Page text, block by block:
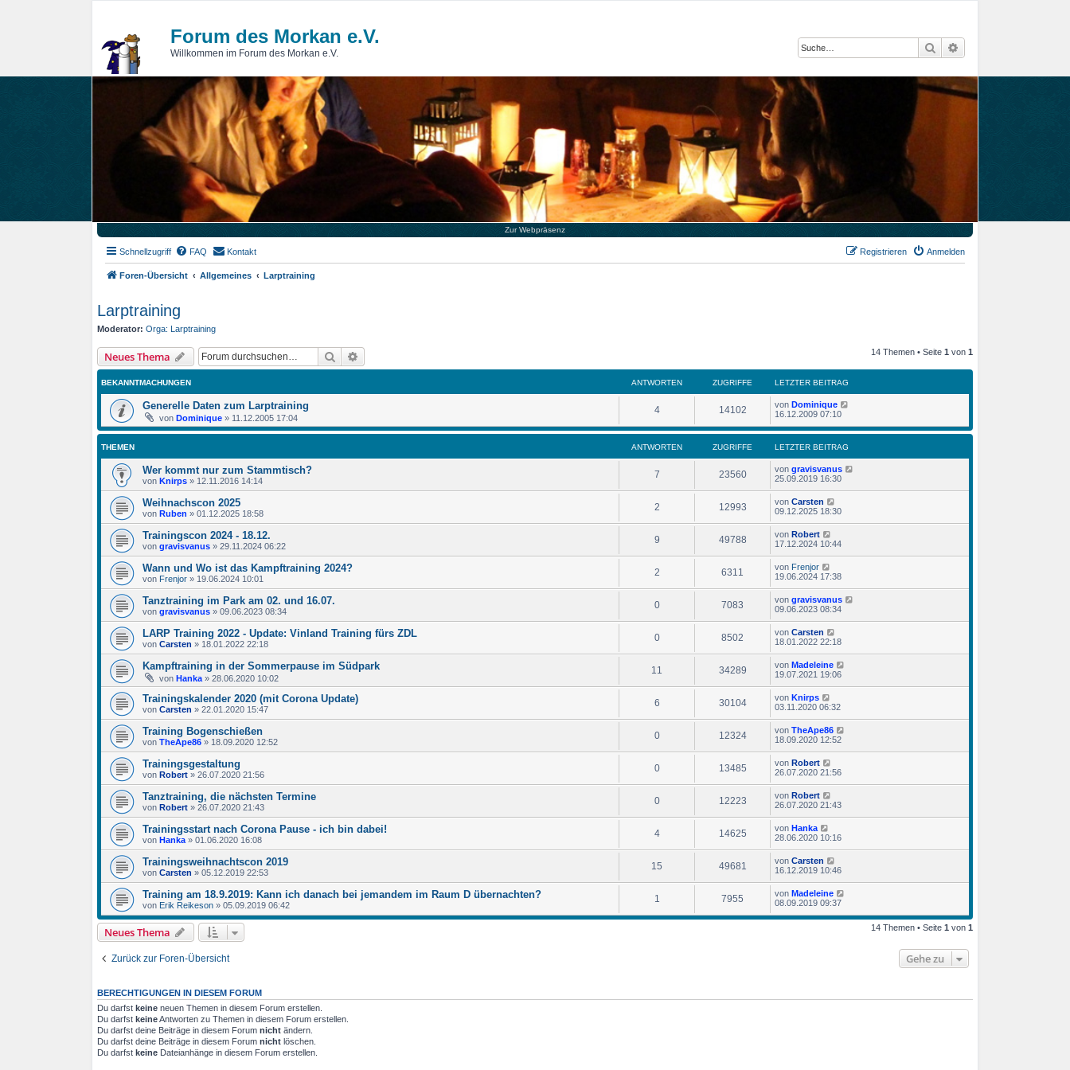
Forum des Morkan e.V.
Willkommen im Forum des Morkan e.V. Suche
Zur Webpräsenz
Schnellzugriff FAQ Kontakt Anmelden
Registrieren
Foren-Übersicht Allgemeines Larptraining
Larptraining
Moderator: Orga: Larptraining
Neues Thema Suche 14 Themen • Seite 1 von 1
BEKANNTMACHUNGEN ANTWORTEN ZUGRIFFE LETZTER BEITRAG
Generelle Daten zum Larptraining
von Dominique » 11.12.2005 17:04
4 14102 von Dominique
16.12.2009 07:10
THEMEN ANTWORTEN ZUGRIFFE LETZTER BEITRAG
Wer kommt nur zum Stammtisch?
von Knirps » 12.11.2016 14:14
7 23560 von gravisvanus
25.09.2019 16:30
Weihnachscon 2025
von Ruben » 01.12.2025 18:58
2 12993 von Carsten
09.12.2025 18:30
Trainingscon 2024 - 18.12.
von gravisvanus » 29.11.2024 06:22
9 49788 von Robert
17.12.2024 10:44
Wann und Wo ist das Kampftraining 2024?
von Frenjor » 19.06.2024 10:01
2 6311 von Frenjor
19.06.2024 17:38
Tanztraining im Park am 02. und 16.07.
von gravisvanus » 09.06.2023 08:34
0 7083 von gravisvanus
09.06.2023 08:34
LARP Training 2022 - Update: Vinland Training fürs ZDL
von Carsten » 18.01.2022 22:18
0 8502 von Carsten
18.01.2022 22:18
Kampftraining in der Sommerpause im Südpark
von Hanka » 28.06.2020 10:02
11 34289 von Madeleine
19.07.2021 19:06
Trainingskalender 2020 (mit Corona Update)
von Carsten » 22.01.2020 15:47
6 30104 von Knirps
03.11.2020 06:32
Training Bogenschießen
von TheApe86 » 18.09.2020 12:52
0 12324 von TheApe86
18.09.2020 12:52
Trainingsgestaltung
von Robert » 26.07.2020 21:56
0 13485 von Robert
26.07.2020 21:56
Tanztraining, die nächsten Termine
von Robert » 26.07.2020 21:43
0 12223 von Robert
26.07.2020 21:43
Trainingsstart nach Corona Pause - ich bin dabei!
von Hanka » 01.06.2020 16:08
4 14625 von Hanka
28.06.2020 10:16
Trainingsweihnachtscon 2019
von Carsten » 05.12.2019 22:53
15 49681 von Carsten
16.12.2019 10:46
Training am 18.9.2019: Kann ich danach bei jemandem im Raum D übernachten?
von Erik Reikeson » 05.09.2019 06:42
1 7955 von Madeleine
08.09.2019 09:37
Neues Thema 14 Themen • Seite 1 von 1
Zurück zur Foren-Übersicht Gehe zu
BERECHTIGUNGEN IN DIESEM FORUM
Du darfst keine neuen Themen in diesem Forum erstellen.
Du darfst keineAntworten zu Themen in diesem Forum erstellen.
Du darfst deine Beiträge in diesem Forum nicht ändern.
Du darfst deine Beiträge in diesem Forum nicht löschen.
Du darfst keine Dateianhänge in diesem Forum erstellen.